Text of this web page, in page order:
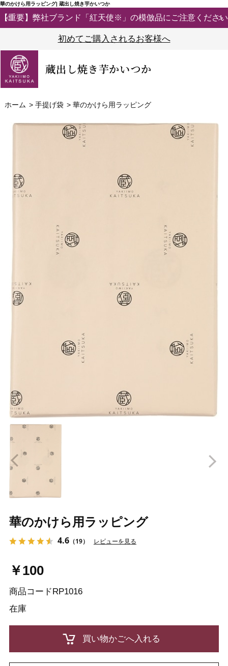
華のかけら用ラッピング| 蔵出し焼き芋かいつか
【重要】弊社ブランド「紅天使※」の模倣品にご注意ください
初めてご購入されるお客様へ
蔵出し焼き芋かいつか
ホーム > 手提げ袋 > 華のかけら用ラッピング
Prev
華のかけら用ラッピング
4.6（19） レビューを見る
￥100
商品コード RP1016
在庫